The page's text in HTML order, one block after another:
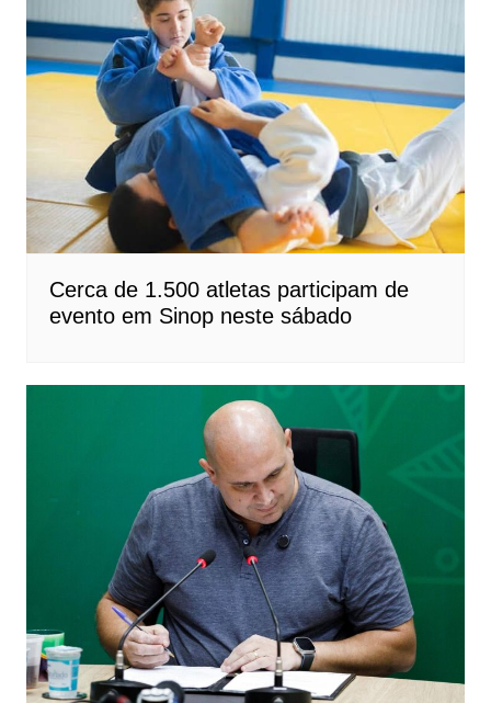
Cerca de 1.500 atletas participam de
evento em Sinop neste sábado